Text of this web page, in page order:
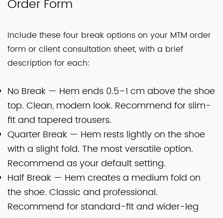
Order Form
Include these four break options on your MTM order
form or client consultation sheet, with a brief
description for each:
No Break — Hem ends 0.5–1 cm above the shoe
top. Clean, modern look. Recommend for slim-
fit and tapered trousers.
Quarter Break — Hem rests lightly on the shoe
with a slight fold. The most versatile option.
Recommend as your default setting.
Half Break — Hem creates a medium fold on
the shoe. Classic and professional.
Recommend for standard-fit and wider-leg